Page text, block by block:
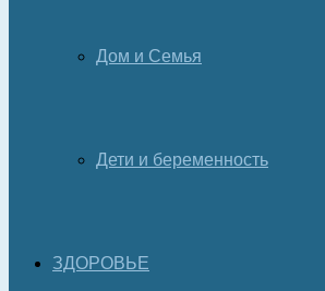
Дом и Семья
Дети и беременность
ЗДОРОВЬЕ